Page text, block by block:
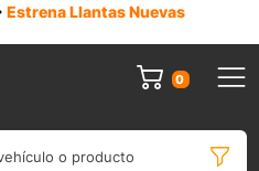
Estrena Llantas Nuevas
0
o producto